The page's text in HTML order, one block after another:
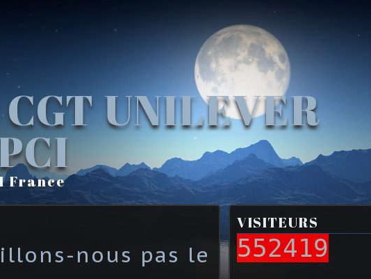
UNILEVER
France
nous pas le
VISITEURS
552419